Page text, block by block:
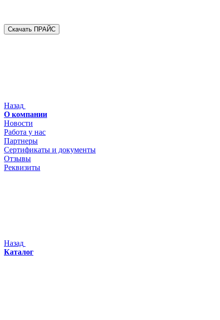
Скачать ПРАЙС
Назад
О компании
Новости
Работа у нас
Партнеры
Сертификаты и документы
Отзывы
Реквизиты
Назад
Каталог